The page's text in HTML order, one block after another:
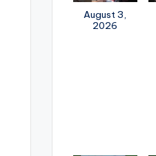
August 3,
2026